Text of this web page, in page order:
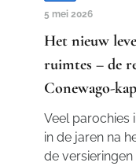
5 mei 2026
Het nieuw
ruimtes – de
Conewago-
Veel parochies
in de jaren na
de